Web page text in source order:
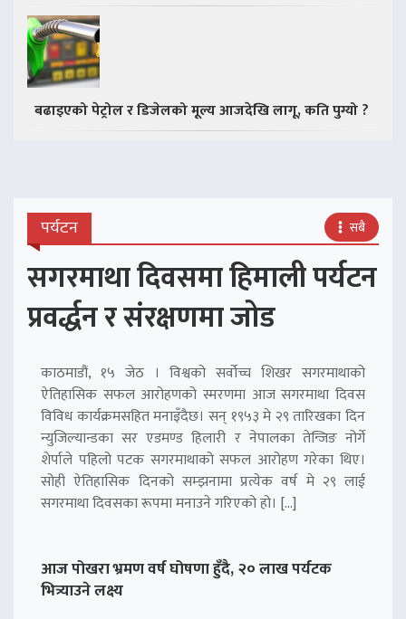
बढाइएको पेट्रोल र डिजेलको मूल्य आजदेखि लागू, कति पुग्यो ?
पर्यटन सबै
सगरमाथा दिवसमा हिमाली पर्यटन
प्रवर्द्धन र संरक्षणमा जोड
काठमाडौं, १५ जेठ । विश्वको सर्वोच्च शिखर सगरमाथाको
ऐतिहासिक सफल आरोहणको स्मरणमा आज सगरमाथा दिवस
विविध कार्यक्रमसहित मनाइँदैछ। सन् १९५३ मे २९ तारिखका दिन
न्युजिल्यान्डका सर एडमण्ड हिलारी र नेपालका तेन्जिङ नोर्गे
शेर्पाले पहिलो पटक सगरमाथाको सफल आरोहण गरेका थिए।
सोही ऐतिहासिक दिनको सम्झनामा प्रत्येक वर्ष मे २९ लाई
सगरमाथा दिवसका रूपमा मनाउने गरिएको हो। […]
आज पोखरा भ्रमण वर्ष घोषणा हुँदै, २० लाख पर्यटक
भित्र्याउने लक्ष्य